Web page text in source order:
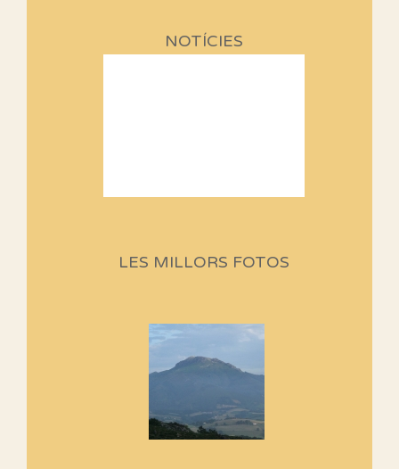
NOTÍCIES
Si no podem caminar, alguna
cosa hem de fer...
Els Centpeus signen el
Manifest a favor dels Camins
LES MILLORS FOTOS